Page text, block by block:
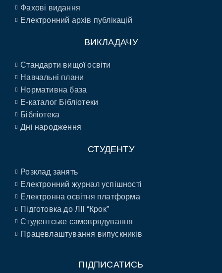
Фахові видання
Електронний архів публікацій
ВИКЛАДАЧУ
Стандарти вищої освіти
Навчальні плани
Нормативна база
E-каталог Бібліотеки
Бібліотека
Дні народження
СТУДЕНТУ
Розклад занять
Електронний журнал успішності
Електронна освітня платформа
Підготовка до ЛІІ “Крок”
Студентське самоврядування
Працевлаштування випускників
ПІДПИСАТИСЬ